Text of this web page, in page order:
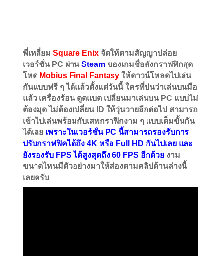
พี่เหลี่ยม Square Enix จัดให้ตามสัญญาปล่อย
เวอร์ชั่น PC ผ่านSteam ของเกมชื่อดังกราฟฟิกสุด
โหด Mobius Final Fantasy ให้ดาวน์โหลดไปเล่น
กันแบบฟรี ๆ ได้แล้วตั้งแต่วันนี้ ใครที่บ่นว่าเล่นบนมือ
แล้ว เครื่องร้อน ดูดแบต เปลี่ยนมาเล่นบน PC แบบไม่
ต้องมุด ไม่ต้องเปลี่ยน ID ให้วุ่นวายอีกต่อไป สามารถ
เข้าไปเล่นพร้อมกับเสพกราฟิกงาม ๆ แบบเต็มขั้นกัน
ได้เลย เพราะในเวอร์ชั่น PC นี้สามารถรองรับการ
ปรับกราฟฟิคได้ถึง 4K หรือ Full HD กันไปเลย และ
ยังรองรับ FPS ได้สูงสุดถึง 60 FPS อีกด้วย งาม
ขนาดไหนมีตัวอย่างมาให้ส่องตามคลิปด้านล่างนี้
เลยครับ